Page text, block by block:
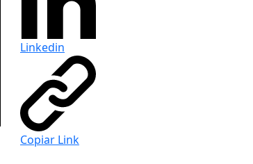
Linkedin
Copiar Link